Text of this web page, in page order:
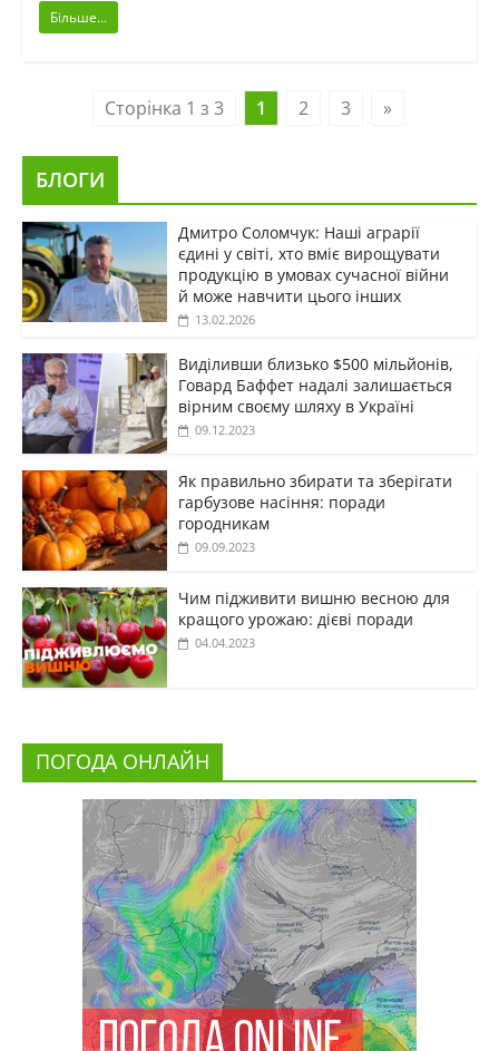
Більше...
Сторінка 1 з 3 1 2 3 »
БЛОГИ
Дмитро Соломчук: Наші аграрії
єдині у світі, хто вміє вирощувати
продукцію в умовах сучасної війни
й може навчити цього інших
13.02.2026
Виділивши близько $500 мільйонів,
Говард Баффет надалі залишається
вірним своєму шляху в Україні
09.12.2023
Як правильно збирати та зберігати
гарбузове насіння: поради
городникам
09.09.2023
Чим підживити вишню весною для
кращого урожаю: дієві поради
04.04.2023
ПОГОДА ОНЛАЙН